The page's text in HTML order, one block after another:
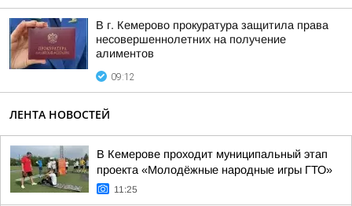
В г. Кемерово прокуратура защитила права
несовершеннолетних на получение
алиментов
09:12
ЛЕНТА НОВОСТЕЙ
В Кемерове проходит муниципальный этап
проекта «Молодёжные народные игры ГТО»
11:25